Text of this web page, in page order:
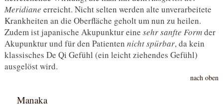
Meridiane erreicht. Nicht selten werden alte unverarbeitete
Krankheiten an die Oberfläche geholt um nun zu heilen.
Zudem ist japanische Akupunktur eine sehr sanfte Formder
Akupunktur und für den Patienten nicht spürbar, da kein
klassisches De Qi Gefühl (ein leicht ziehendes Gefühl)
ausgelöst wird.
nach oben
Manaka